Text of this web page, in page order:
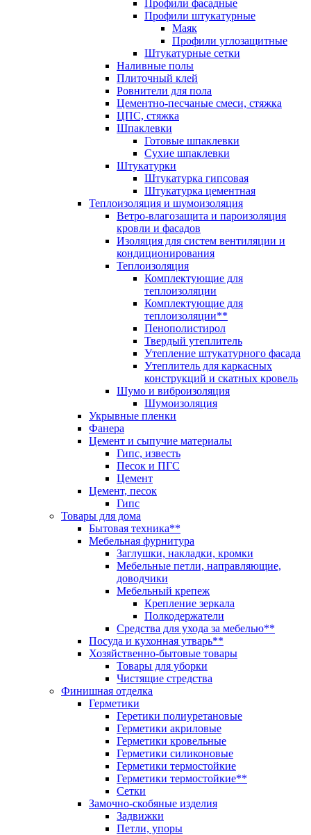
Профили фасадные
Профили штукатурные
Маяк
Профили углозащитные
Штукатурные сетки
Наливные полы
Плиточный клей
Ровнители для пола
Цементно-песчаные смеси, стяжка
ЦПС, стяжка
Шпаклевки
Готовые шпаклевки
Сухие шпаклевки
Штукатурки
Штукатурка гипсовая
Штукатурка цементная
Теплоизоляция и шумоизоляция
Ветро-влагозащита и пароизоляция
кровли и фасадов
Изоляция для систем вентиляции и
кондиционирования
Теплоизоляция
Комплектующие для
теплоизоляции
Комплектующие для
теплоизоляции**
Пенополистирол
Твердый утеплитель
Утепление штукатурного фасада
Утеплитель для каркасных
конструкций и скатных кровель
Шумо и виброизоляция
Шумоизоляция
Укрывные пленки
Фанера
Цемент и сыпучие материалы
Гипс, известь
Песок и ПГС
Цемент
Цемент, песок
Гипс
Товары для дома
Бытовая техника**
Мебельная фурнитура
Заглушки, накладки, кромки
Мебельные петли, направляющие,
доводчики
Мебельный крепеж
Крепление зеркала
Полкодержатели
Средства для ухода за мебелью**
Посуда и кухонная утварь**
Хозяйственно-бытовые товары
Товары для уборки
Чистящие стредства
Финишная отделка
Герметики
Геретики полиуретановые
Герметики акриловые
Герметики кровельные
Герметики силиконовые
Герметики термостойкие
Герметики термостойкие**
Сетки
Замочно-скобяные изделия
Задвижки
Петли, упоры